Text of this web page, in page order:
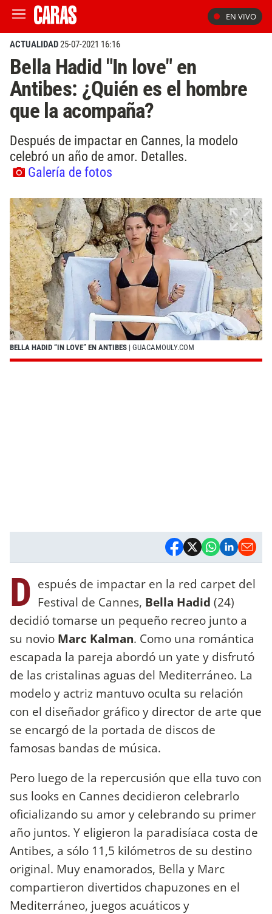
EN VIVO
ACTUALIDAD25-07-2021 16:16
Bella Hadid "In love" en
Antibes: ¿Quién es el hombre
que la acompaña?
Después de impactar en Cannes, la modelo
celebró un año de amor. Detalles.
Galería de fotos
BELLA HADID “IN LOVE” EN ANTIBES | GUACAMOULY.COM
D espués de impactar en la red carpet del
Festival de Cannes, Bella Hadid (24)
decidió tomarse un pequeño recreo junto a
su novio Marc Kalman. Como una romántica
escapada la pareja abordó un yate y disfrutó
de las cristalinas aguas del Mediterráneo. La
modelo y actriz mantuvo oculta su relación
con el diseñador gráfico y director de arte que
se encargó de la portada de discos de
famosas bandas de música.
Pero luego de la repercusión que ella tuvo con
sus looks en Cannes decidieron celebrarlo
oficializando su amor y celebrando su primer
año juntos. Y eligieron la paradisíaca costa de
Antibes, a sólo 11,5 kilómetros de su destino
original. Muy enamorados, Bella y Marc
compartieron divertidos chapuzones en el
Mediterráneo, juegos acuáticos y